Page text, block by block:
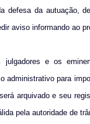
da autuação,
aviso informando ao
e os
para
arquivado e seu
pela autoridade de